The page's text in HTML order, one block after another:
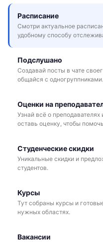
Расписание
Смотри актуальное
удобному способу
Подслушано
Создавай посты в чате
общайся с одногруппниками.
Оценки на
Узнай всё о преподавателях
оставь оценку, чтобы
Студенческие скидки
Уникальные скидки и
студентов.
Курсы
Тут собраны курсы и
нужных областях.
Вакансии